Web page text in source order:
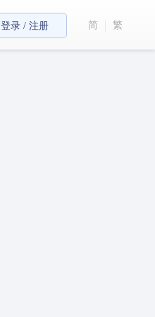
登录 / 注册 简 繁